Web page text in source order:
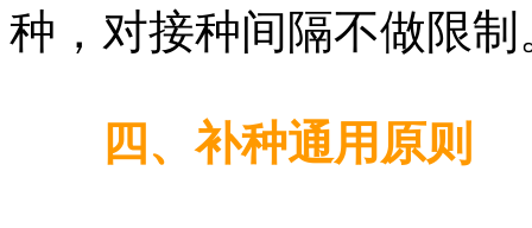
种，对接种间隔不做限制
四、补种通用原则